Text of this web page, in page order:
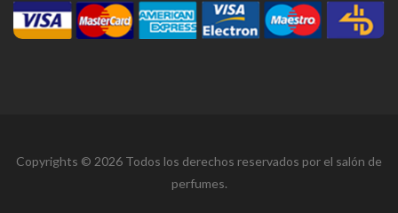
Copyrights © 2026 Todos los derechos reservados por el salón de
perfumes.